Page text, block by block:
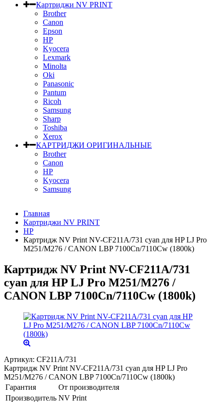
Картриджи NV PRINT
Brother
Canon
Epson
HP
Kyocera
Lexmark
Minolta
Oki
Panasonic
Pantum
Ricoh
Samsung
Sharp
Toshiba
Xerox
КАРТРИДЖИ ОРИГИНАЛЬНЫЕ
Brother
Canon
HP
Kyocera
Samsung
Главная
Картриджи NV PRINT
HP
Картридж NV Print NV-CF211A/731 cyan для HP LJ Pro
M251/M276 / CANON LBP 7100Cn/7110Cw (1800k)
Картридж NV Print NV-CF211A/731
cyan для HP LJ Pro M251/M276 /
CANON LBP 7100Cn/7110Cw (1800k)
Артикул: CF211A/731
Картридж NV Print NV-CF211A/731 cyan для HP LJ Pro
M251/M276 / CANON LBP 7100Cn/7110Cw (1800k)
Гарантия
От производителя
Производитель NV Print